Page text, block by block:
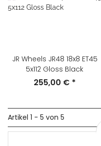
JR Wheels JR48 18x8 ET45
5x112 Gloss Black
255,00 € *
Artikel 1 - 5 von 5